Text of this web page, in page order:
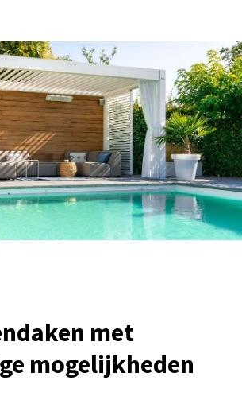
met
mogelijkheden